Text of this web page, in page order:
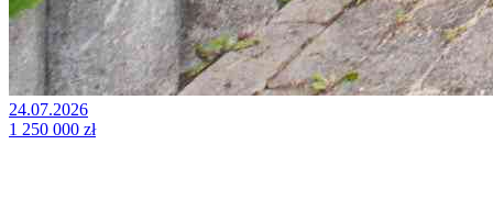
24.07.2026
1 250 000 zł